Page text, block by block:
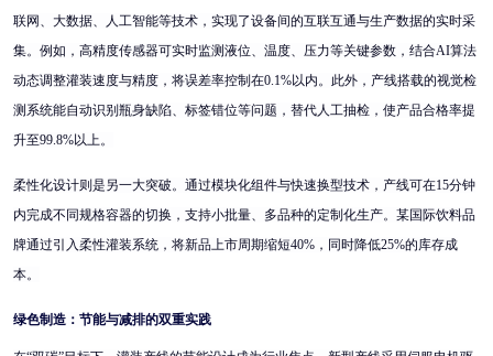
联网、大数据、人工智能等技术，实现了设备间的互联互通与生产数据的实时采
集。例如，高精度传感器可实时监测液位、温度、压力等关键参数，结合AI算法
动态调整灌装速度与精度，将误差率控制在0.1%以内。此外，产线搭载的视觉检
测系统能自动识别瓶身缺陷、标签错位等问题，替代人工抽检，使产品合格率提
升至99.8%以上。
柔性化设计则是另一大突破。通过模块化组件与快速换型技术，产线可在15分钟
内完成不同规格容器的切换，支持小批量、多品种的定制化生产。某国际饮料品
牌通过引入柔性灌装系统，将新品上市周期缩短40%，同时降低25%的库存成
本。
绿色制造：节能与减排的双重实践